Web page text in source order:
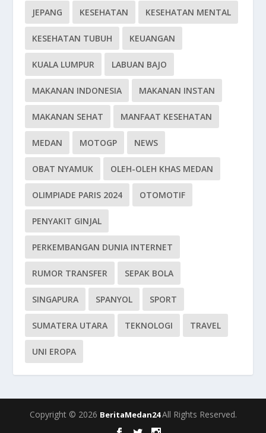
JEPANG KESEHATAN KESEHATAN MENTAL
KESEHATAN TUBUH KEUANGAN
KUALA LUMPUR LABUAN BAJO
MAKANAN INDONESIA MAKANAN INSTAN
MAKANAN SEHAT MANFAAT KESEHATAN
MEDAN MOTOGP NEWS
OBAT NYAMUK OLEH-OLEH KHAS MEDAN
OLIMPIADE PARIS 2024 OTOMOTIF
PENYAKIT GINJAL
PERKEMBANGAN DUNIA INTERNET
RUMOR TRANSFER SEPAK BOLA
SINGAPURA SPANYOL SPORT
SUMATERA UTARA TEKNOLOGI TRAVEL
UNI EROPA
Copyright © 2026 BeritaMedan24All Rights Reserved.